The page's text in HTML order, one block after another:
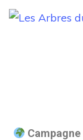
Campagne